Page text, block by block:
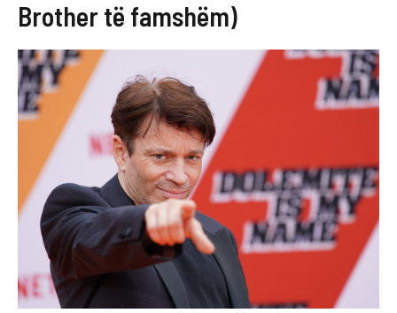
Brother të famshëm)